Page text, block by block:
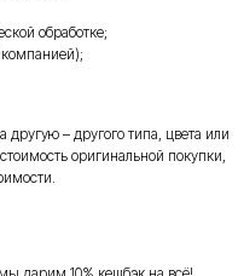
обработке;
– другого типа, цвета или
оригинальной покупки,